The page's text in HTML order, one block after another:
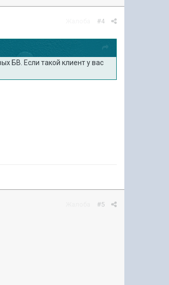
#4
БВ. Если такой клиент у вас
#5